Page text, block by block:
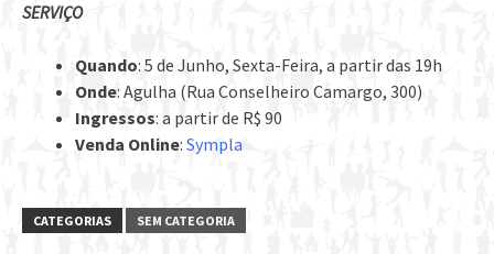
SERVIÇO
Quando: 5 de Junho, Sexta-Feira, a partir das 19h
Onde: Agulha (Rua Conselheiro Camargo, 300)
Ingressos: a partir de R$ 90
Venda Online: Sympla
CATEGORIAS SEM CATEGORIA